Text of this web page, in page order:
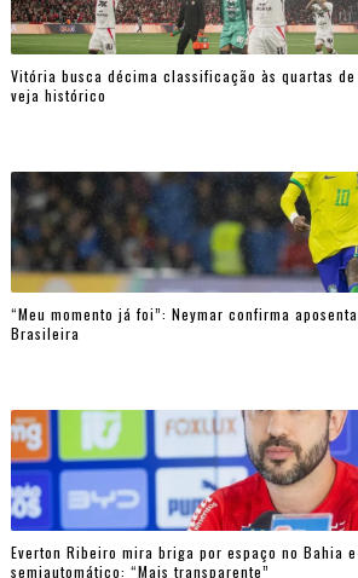
Vitória busca décima classificação às quartas
veja histórico
“Meu momento já foi”: Neymar confirma
Brasileira
Everton Ribeiro mira briga por espaço no Bahia
semiautomático: “Mais transparente”